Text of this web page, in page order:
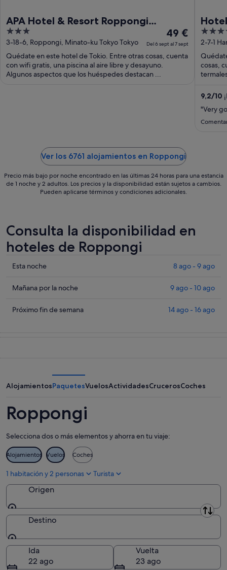
APA Hotel & Resort Roppongi
Ekihigashi
3
out
of
5
3-18-6, Roppongi, Minato-ku Tokyo Tokyo
El
precio
es
7
sept
49 €
Del 6 sept al 7 sept
Quédate en este hotel de Tokio. Entre otras cosas, cuenta
con wifi gratis, una piscina al aire libre y desayuno.
Algunos aspectos que los huéspedes destacan ...
4
out
of
5
2-7-1
cosas,
9,2/10
"Very
Ver los 6761 alojamientos en Roppongi
Precio más bajo por noche encontrado en las últimas 24 horas para una estancia
de 1 noche y 2 adultos. Los precios y la disponibilidad están sujetos a cambios.
Pueden aplicarse términos y condiciones adicionales.
Consulta la disponibilidad en
hoteles de Roppongi
Comprueba
precios
Roppongi
9
Esta noche 8 ago - 9 ago
Comprueba
precios
noche,
ago
-
ago
Mañana por la noche 9 ago - 10 ago
Comprueba
próximo
de
semana,
ago
-
16
ago
Próximo fin de semana 14 ago - 16 ago
AlojamientosPaquetesVuelosActividadesCrucerosCoches
Roppongi
Selecciona dos o más elementos y ahorra en tu viaje:
Alojamientos Vuelos Coches
1 habitación y 2 personas Turista
Origen
Origen
Destino
Destino
Ida
22 ago
Vuelta
23 ago